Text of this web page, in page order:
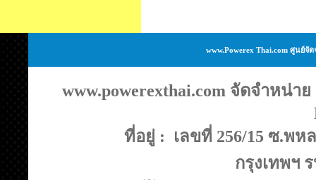
www.Powerex Thai.com ศูนย์
www.powerexthai.com จัดจำหน่
ที่อยู่ : เลขที่ 256/15 ซ.พห
กรุงเทพฯ